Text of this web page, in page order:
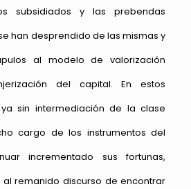
subsidiados y las prebendas
han desprendido de las mismas y
al modelo de valorización
del capital. En estos
sin intermediación de la clase
cargo de los instrumentos del
incrementado sus fortunas,
remanido discurso de encontrar